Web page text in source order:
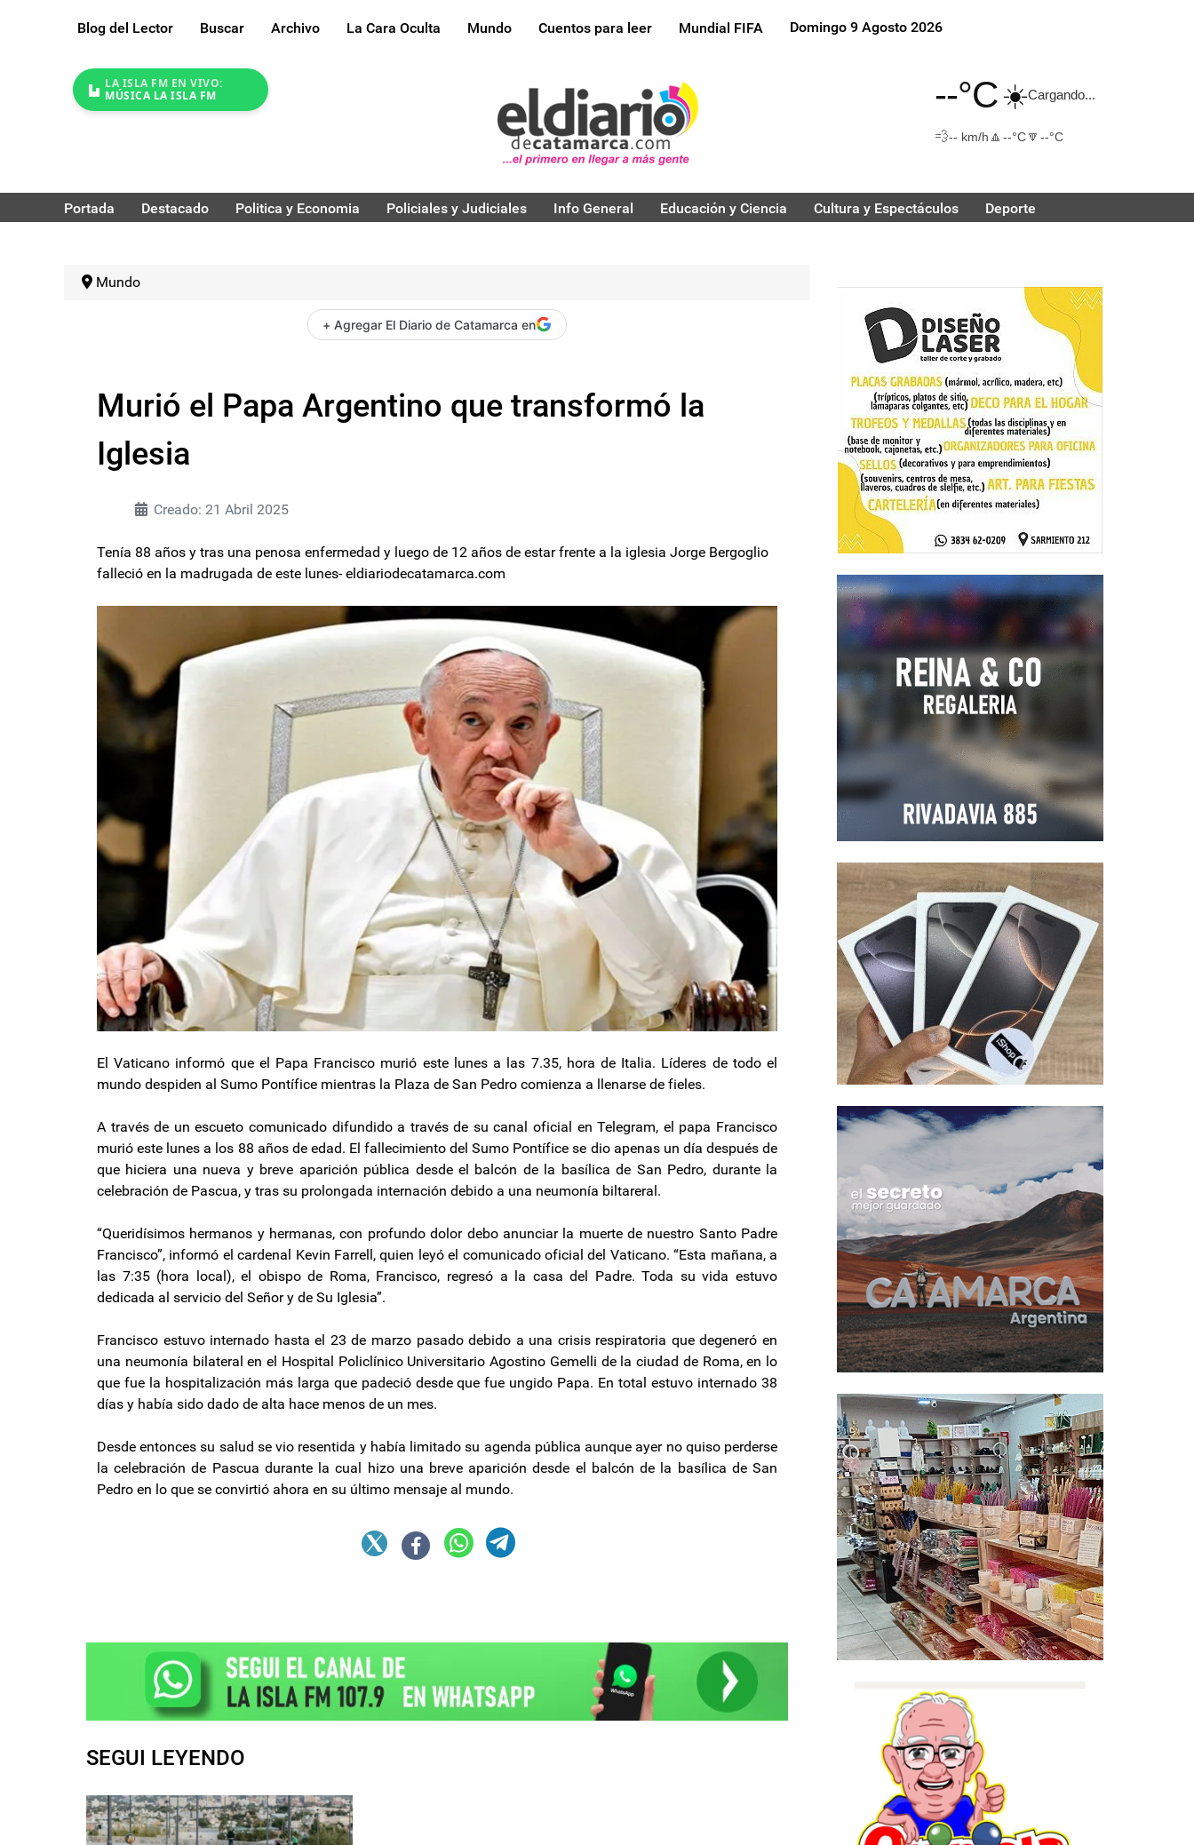
Blog del Lector Buscar Archivo La Cara Oculta Mundo Cuentos para leer Mundial FIFA Domingo 9 Agosto 2026
LA ISLA FM EN VIVO:
MÚSICA LA ISLA FM
--°C☀️Cargando...
💨-- km/h 🔼 --°C🔽 --°C
Portada Destacado Politica y Economia Policiales y Judiciales Info General Educación y Ciencia Cultura y Espectáculos Deporte
Mundo
+ Agregar El Diario de Catamarca en
Murió el Papa Argentino que transformó la
Iglesia
Creado: 21 Abril 2025
Tenía 88 años y tras una penosa enfermedad y luego de 12 años de estar frente a la iglesia Jorge Bergoglio
falleció en la madrugada de este lunes- eldiariodecatamarca.com
El Vaticano informó que el Papa Francisco murió este lunes a las 7.35, hora de Italia. Líderes de todo el
mundo despiden al Sumo Pontífice mientras la Plaza de San Pedro comienza a llenarse de fieles.
A través de un escueto comunicado difundido a través de su canal oficial en Telegram, el papa Francisco
murió este lunes a los 88 años de edad. El fallecimiento del Sumo Pontífice se dio apenas un día después de
que hiciera una nueva y breve aparición pública desde el balcón de la basílica de San Pedro, durante la
celebración de Pascua, y tras su prolongada internación debido a una neumonía biltareral.
“Queridísimos hermanos y hermanas, con profundo dolor debo anunciar la muerte de nuestro Santo Padre
Francisco”, informó el cardenal Kevin Farrell, quien leyó el comunicado oficial del Vaticano. “Esta mañana, a
las 7:35 (hora local), el obispo de Roma, Francisco, regresó a la casa del Padre. Toda su vida estuvo
dedicada al servicio del Señor y de Su Iglesia”.
Francisco estuvo internado hasta el 23 de marzo pasado debido a una crisis respiratoria que degeneró en
una neumonía bilateral en el Hospital Policlínico Universitario Agostino Gemelli de la ciudad de Roma, en lo
que fue la hospitalización más larga que padeció desde que fue ungido Papa. En total estuvo internado 38
días y había sido dado de alta hace menos de un mes.
Desde entonces su salud se vio resentida y había limitado su agenda pública aunque ayer no quiso perderse
la celebración de Pascua durante la cual hizo una breve aparición desde el balcón de la basílica de San
Pedro en lo que se convirtió ahora en su último mensaje al mundo.
SEGUI LEYENDO